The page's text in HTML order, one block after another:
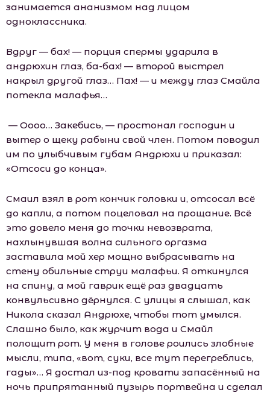
занимается ананизмом над лицом
одноклассника.
Вдруг — бах! — порция спермы ударила в
андрюхин глаз, ба-бах! — второй выстрел
накрыл другой глаз… Пах! — и между глаз Смайла
потекла малафья…
— Оооо… Закебись, — простонал господин и
вытер о щеку рабыни свой член. Потом поводил
им по улыбчивым губам Андрюхи и приказал:
«Отсоси до конца».
Смаил взял в рот кончик головки и, отсосал всё
до капли, а потом поцеловал на прощание. Всё
это довело меня до точки невозврата,
нахлынувшая волна сильного оргазма
заставила мой хер мощно выбрасывать на
стену обильные струи малафьи. Я откинулся
на спину, а мой гаврик ещё раз двадцать
конвульсивно дёрнулся. С улицы я слышал, как
Никола сказал Андрюхе, чтобы тот умылся.
Слашно было, как журчит вода и Смайл
полощит рот. У меня в голове роились злобные
мысли, типа, «вот, суки, все тут перегреблись,
гады»… Я достал из-под кровати запасённый на
ночь припрятанный пузырь портвейна и сделал